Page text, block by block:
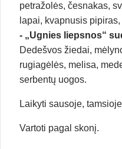
petražolės, česnakas,
lapai, kvapnusis
- „Ugnies liepsnos“
Dedešvos žiedai,
rugiagėlės, melisa,
serbentų uogos.
Laikyti sausoje,
Vartoti pagal skonį.